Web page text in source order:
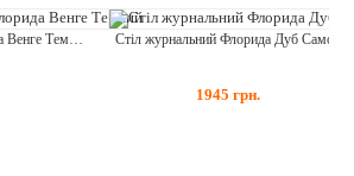
Стіл журнальний Флорида Дуб Самоа
1945 грн.